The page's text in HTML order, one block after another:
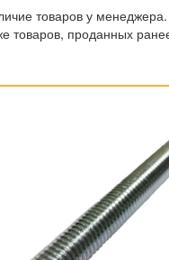
товаров у менеджера.
товаров, проданных